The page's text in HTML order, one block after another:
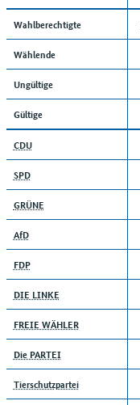
Wahlberechtigte
Wählende
Ungültige
Gültige
CDU
SPD
GRÜNE
AfD
FDP
DIE LINKE
FREIE WÄHLER
Die PARTEI
Tierschutzpartei